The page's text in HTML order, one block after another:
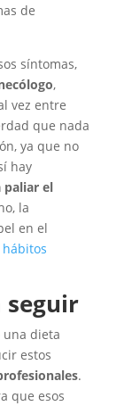
de
síntomas,
,
vez entre
que nada
ya que no
hay
paliar el
la
en el
hábitos
seguir
una dieta
estos
.
que esos